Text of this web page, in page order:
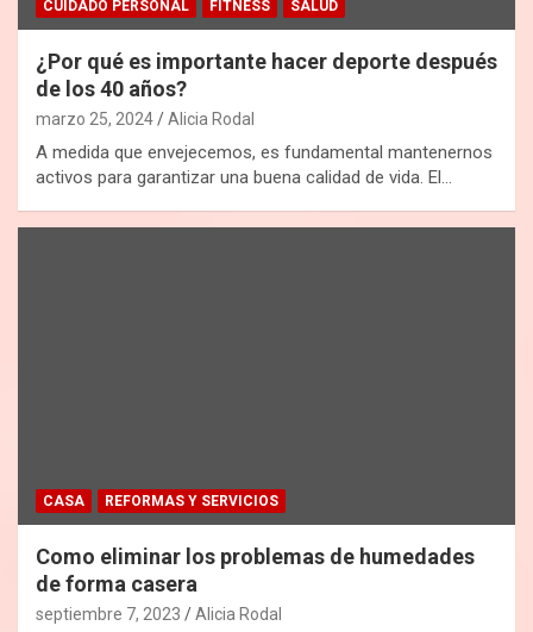
CUIDADO PERSONAL FITNESS SALUD
¿Por qué es importante hacer deporte después
de los 40 años?
marzo 25, 2024 Alicia Rodal
A medida que envejecemos, es fundamental mantenernos
activos para garantizar una buena calidad de vida. El…
CASA REFORMAS Y SERVICIOS
Como eliminar los problemas de humedades
de forma casera
septiembre 7, 2023 Alicia Rodal